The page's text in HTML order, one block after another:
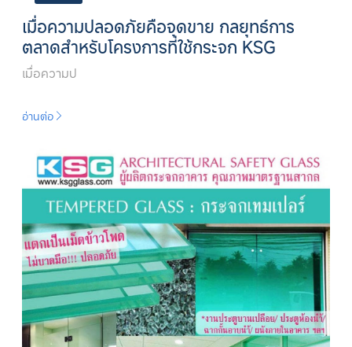
เมื่อความปลอดภัยคือจุดขาย กลยุทธ์การ
ตลาดสำหรับโครงการที่ใช้กระจก KSG
เมื่อความป
อ่านต่อ